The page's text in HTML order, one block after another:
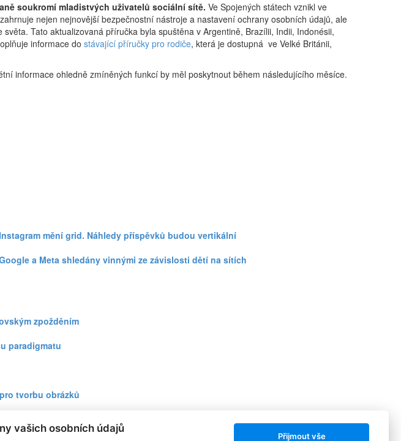
soukromí mladistvých uživatelů sociální sítě. Ve Spojených státech vznikl ve
nejen nejnovější bezpečnostní nástroje a nastavení ochrany osobních údajů, ale
Tato aktualizovaná příručka byla spuštěna v Argentině, Brazílii, Indii, Indonésii,
informace do stávající příručky pro rodiče, která je dostupná ve Velké Británii,
informace ohledně zmíněných funkcí by měl poskytnout během následujícího měsíce.
Instagram mění grid. Náhledy příspěvků budou vertikální
a Meta shledány vinnými ze závislosti dětí na sítích
zpožděním
paradigmatu
tvorbu obrázků
vašich osobních údajů
Přijmout vše